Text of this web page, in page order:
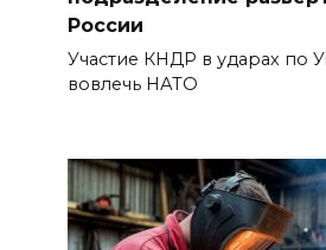
России
Участие КНДР в ударах по
вовлечь НАТО